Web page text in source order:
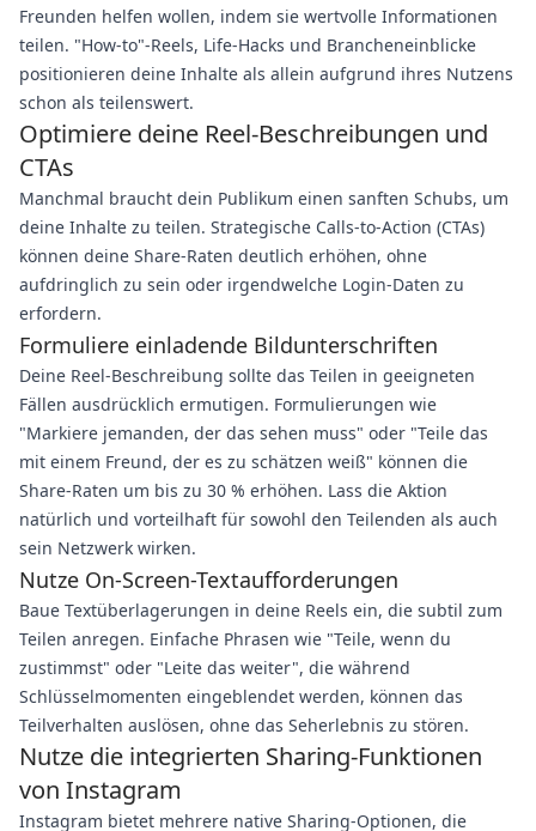
Freunden helfen wollen, indem sie wertvolle Informationen
teilen. "How-to"-Reels, Life-Hacks und Brancheneinblicke
positionieren deine Inhalte als allein aufgrund ihres Nutzens
schon als teilenswert.
Optimiere deine Reel-Beschreibungen und
CTAs
Manchmal braucht dein Publikum einen sanften Schubs, um
deine Inhalte zu teilen. Strategische Calls-to-Action (CTAs)
können deine Share-Raten deutlich erhöhen, ohne
aufdringlich zu sein oder irgendwelche Login-Daten zu
erfordern.
Formuliere einladende Bildunterschriften
Deine Reel-Beschreibung sollte das Teilen in geeigneten
Fällen ausdrücklich ermutigen. Formulierungen wie
"Markiere jemanden, der das sehen muss" oder "Teile das
mit einem Freund, der es zu schätzen weiß" können die
Share-Raten um bis zu 30 % erhöhen. Lass die Aktion
natürlich und vorteilhaft für sowohl den Teilenden als auch
sein Netzwerk wirken.
Nutze On-Screen-Textaufforderungen
Baue Textüberlagerungen in deine Reels ein, die subtil zum
Teilen anregen. Einfache Phrasen wie "Teile, wenn du
zustimmst" oder "Leite das weiter", die während
Schlüsselmomenten eingeblendet werden, können das
Teilverhalten auslösen, ohne das Seherlebnis zu stören.
Nutze die integrierten Sharing-Funktionen
von Instagram
Instagram bietet mehrere native Sharing-Optionen, die